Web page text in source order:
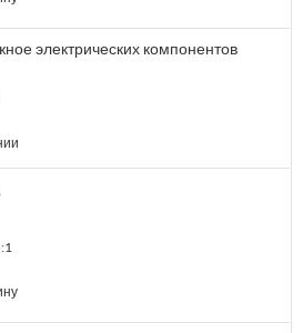
электрических компонентов
1